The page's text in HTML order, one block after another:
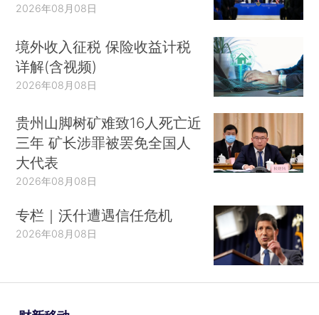
2026年08月08日
境外收入征税 保险收益计税
详解(含视频)
2026年08月08日
贵州山脚树矿难致16人死亡近
三年 矿长涉罪被罢免全国人
大代表
2026年08月08日
专栏｜沃什遭遇信任危机
2026年08月08日